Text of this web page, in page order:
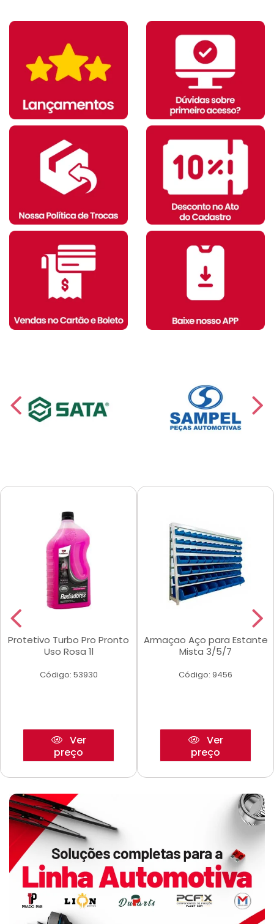
Protetivo Turbo Pro Pronto
Uso Rosa 1l
Código: 53930
Ver
preço
Armaçao Aço para Estante
Mista 3/5/7
Código: 9456
Ver
preço